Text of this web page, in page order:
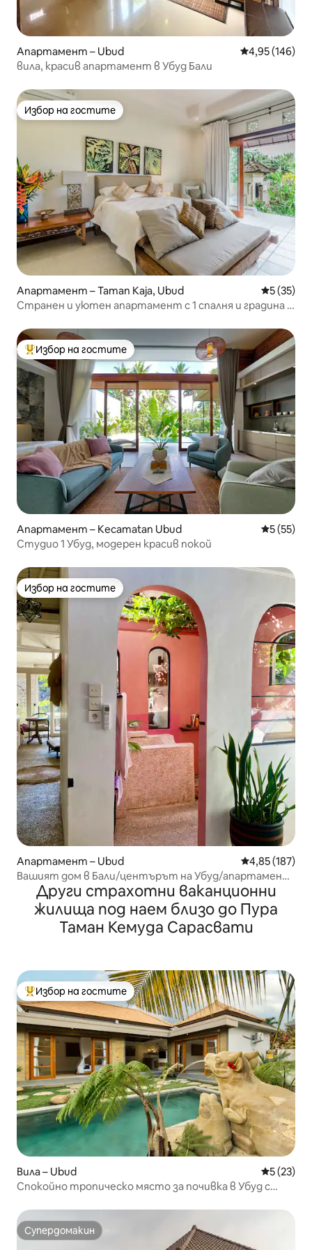
Апартамент – Ubud Средна
4,95 (146)
вила, красив апартамент в Убуд Бали
Избор на гостите
Избор на гостите
Апартамент – Taman Kaja, Ubud Средна
5 (35)
Странен и уютен апартамент с 1 спалня и градина в
Най-популярен избор на гостите
Избор на гостите
Апартамент – Kecamatan Ubud Средна
5 (55)
Студио 1 Убуд, модерен красив покой
Избор на гостите
Избор на гостите
Апартамент – Ubud Средна
4,85 (187)
Вашият дом в Бали/центърът на Убуд/апартамент
над улицата.
Други страхотни ваканционни
жилища под наем близо до Пура
Таман Кемуда Сарасвати
Най-популярен избор на гостите
Избор на гостите
Вила – Ubud Средна
5 (23)
Спокойно тропическо място за почивка в Убуд с
Супердомакин
Супердомакин